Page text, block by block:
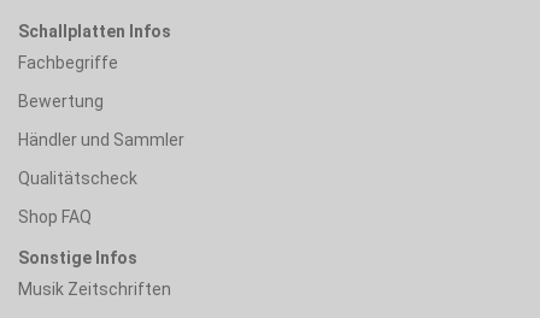
Schallplatten Infos
Fachbegriffe
Bewertung
Händler und Sammler
Qualitätscheck
Shop FAQ
Sonstige Infos
Musik Zeitschriften